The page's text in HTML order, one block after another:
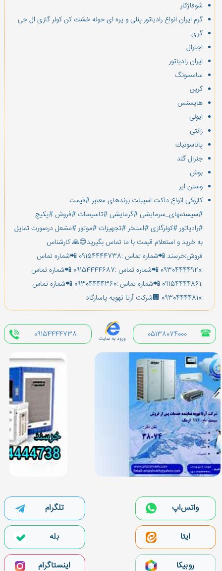
شوفاژكار
گرم ایران انواع رادیاتور پنلی و پره ای حوله خشك كن كولر گازی ال جی
گری
اجنرال
ایران رادیاتور
سامسونگ
گرین
هایسنس
ایولی
زانتی
پاناسونیك
جنرال گلد
بوش
وستن ایر
كازوكی انواع داكت اسپبلت برندهای معتبر #قیمت
#سیستمهای_سرمایشی #گرمایشی #تاسیسات #فروش #پكیج
#رادیاتور #كولرگازی #استخر #تجهیزات #موتور #مشعل درصورت تمایل
به خرید و استعلام قیمت با ما تماس بگیرید😊🙏 كارشناس
فروش:خرسند 📲شماره تماس :09154444738 📲شماره تماس
:09304444920 📲شماره تماس :09154444687 📲شماره تماس
:09154444861 📲شماره تماس :09304444360 📲شماره تماس
:09304444810 🏢شركت آرتا تهویه پاسارگاد
09154444738 ورود به سایت 05138074000
تلگرام واتس‌اپ
بله ایتا
اینستاگرام روبیکا